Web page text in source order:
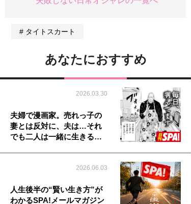
タイトスカート
あなたにおすすめ
2026.03.30
夫婦で漫画家。売れっ子の
妻とは反対に、夫は…それ
でも二人は一緒に生きる…
2026.06.03
人生後半の“賢い生き方”が
わかるSPA!メールマガジン